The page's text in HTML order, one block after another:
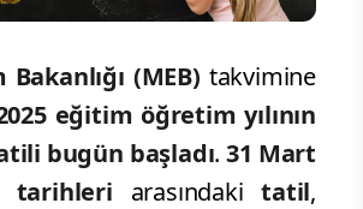
(MEB) takvimine
eğitim öğretim yılının
bugün başladı.31 Mart
tarihleri arasındakitatil,